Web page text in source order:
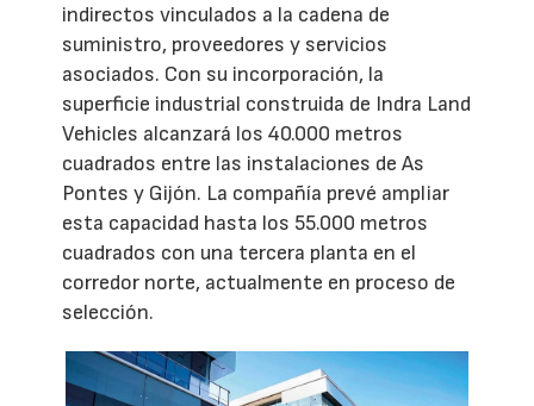
indirectos vinculados a la cadena de
suministro, proveedores y servicios
asociados. Con su incorporación, la
superficie industrial construida de Indra Land
Vehicles alcanzará los 40.000 metros
cuadrados entre las instalaciones de As
Pontes y Gijón. La compañía prevé ampliar
esta capacidad hasta los 55.000 metros
cuadrados con una tercera planta en el
corredor norte, actualmente en proceso de
selección.